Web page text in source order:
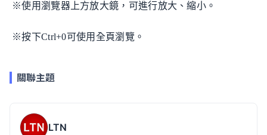
※使用瀏覽器上方放大鏡，可進行放大、縮小。
※按下Ctrl+0可使用全頁瀏覽。
關聯主題
LTN